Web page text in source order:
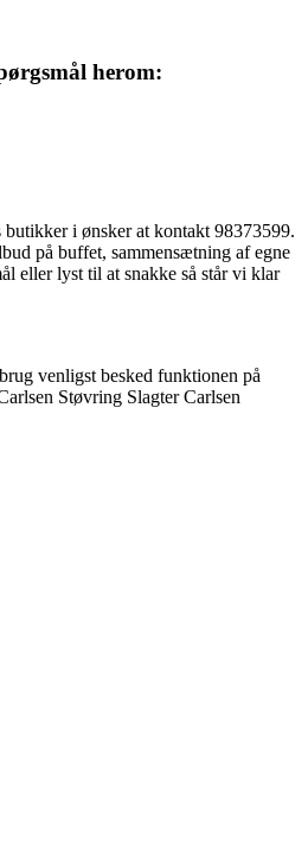
herom:
i ønsker at kontakt 98373599.
på buffet, sammensætning af egne
eller lyst til at snakke så står vi klar
venligst besked funktionen på
Støvring Slagter Carlsen